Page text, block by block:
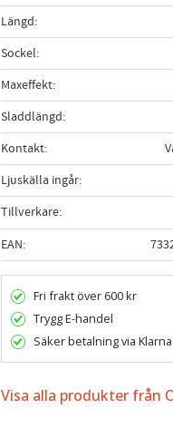
Längd
Sockel
Maxeffekt
Sladdlängd
Kontakt
Ljuskälla ingår
Tillverkare
EAN
Fri frakt över 600 kr
Trygg E-handel
Säker betalning via Klarna
Visa alla produkter från